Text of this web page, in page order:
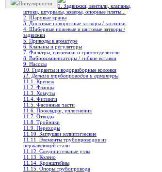
Популярности
1. Задвижки, вентили, клапаны,
штоки, штурвалы, коверы, опорные плиты...
2. Шаровые краны
3. Дисковые поворотные затворы / заслонки
4. Шиберные ножевые и щитовые затворы /
задвижки
5. Приводы к арматуре
6. Клапаны и регуляторы
7. Фильтры, грязевики и грязеотделители
8. Виброкомпенсаторы / гибкие вставки
9. Насосы
10. Гидранты и водоразборные колонки
11. Детали трубопроводов и арматуры
11.1. Крепеж
11.2. Фланцы
11.3. Хомуты
11.4. Фитинги
11.5. Фасонные части
11.6. Прокладки, уплотнения
11.7. Отводы
11.8. Тройники
11.9. Переходы
11.10. Заглушки эллиптические
11.11. Элементы трубопроводов из
нержавеющей стали
11.12. Соединительные узлы
11.13. Колено
11.14. Кронштейны
11.15. Опоры трубопровода